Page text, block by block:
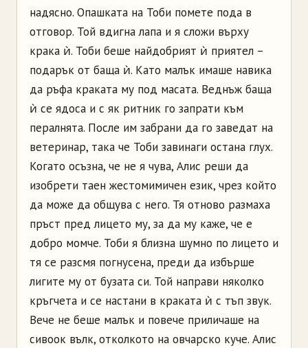
надясно. Опашката на Тоби помете пода в
отговор. Той вдигна лапа и я сложи върху
крака ѝ. Тоби беше найдобрият ѝ приятел –
подарък от баща ѝ. Като малък имаше навика
да ръфа краката му под масата. Веднъж баща
ѝ се ядоса и с як ритник го запрати към
пералнята. После им забрани да го заведат на
ветеринар, така че Тоби завинаги остана глух.
Когато осъзна, че не я чува, Алис реши да
изобрети таен жестомимичен език, чрез който
да може да общува с него. Тя отново размаха
пръст пред лицето му, за да му каже, че е
добро момче. Тоби я близна шумно по лицето и
тя се разсмя погнусена, преди да избърше
лигите му от бузата си. Той направи няколко
кръгчета и се настани в краката ѝ с тъп звук.
Вече не беше малък и повече приличаше на
сивоок вълк, отколкото на овчарско куче. Алис